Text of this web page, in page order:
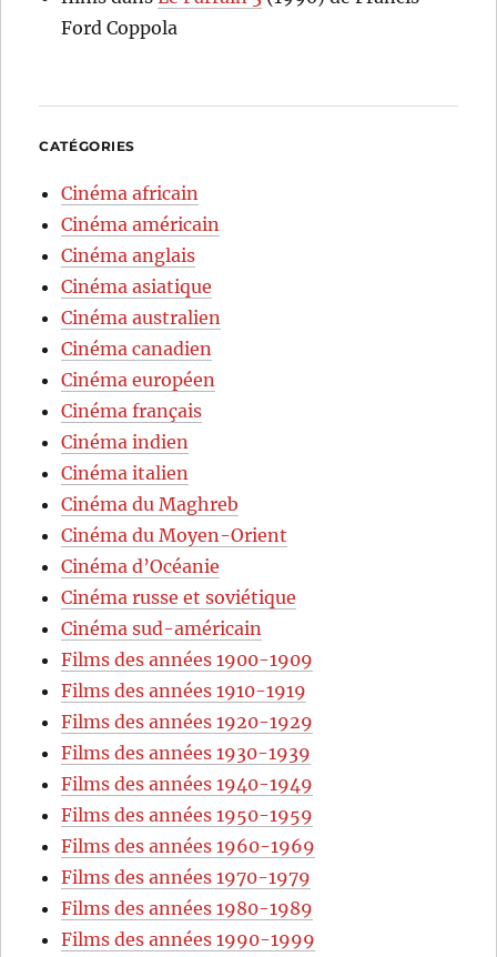
Ford Coppola
CATÉGORIES
Cinéma africain
Cinéma américain
Cinéma anglais
Cinéma asiatique
Cinéma australien
Cinéma canadien
Cinéma européen
Cinéma français
Cinéma indien
Cinéma italien
Cinéma du Maghreb
Cinéma du Moyen-Orient
Cinéma d’Océanie
Cinéma russe et soviétique
Cinéma sud-américain
Films des années 1900-1909
Films des années 1910-1919
Films des années 1920-1929
Films des années 1930-1939
Films des années 1940-1949
Films des années 1950-1959
Films des années 1960-1969
Films des années 1970-1979
Films des années 1980-1989
Films des années 1990-1999